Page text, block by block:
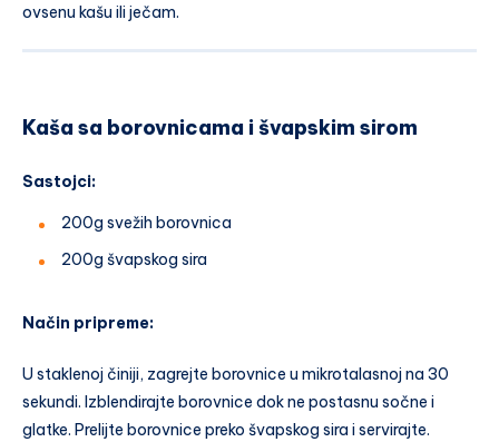
ovsenu kašu ili ječam.
Kaša sa borovnicama i švapskim sirom
Sastojci:
200g svežih borovnica
200g švapskog sira
Način pripreme:
U staklenoj činiji, zagrejte borovnice u mikrotalasnoj na 30
sekundi. Izblendirajte borovnice dok ne postasnu sočne i
glatke. Prelijte borovnice preko švapskog sira i servirajte.